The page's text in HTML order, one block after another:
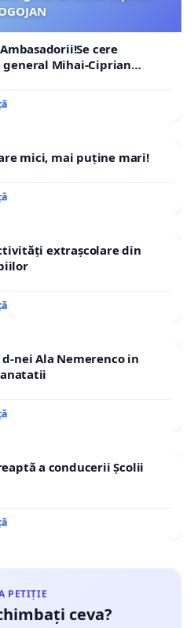
cere
Mihai-Ciprian
mici, mai puține mari!
extrașcolare din
nei Ala Nemerenco in
a conducerii Școlii
PETIȚIE
ceva?